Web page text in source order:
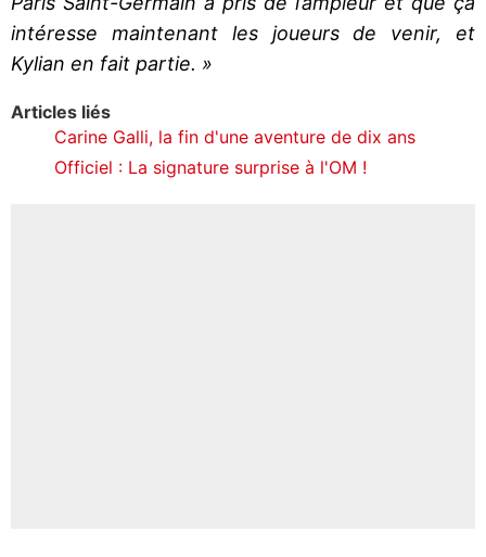
intéresse maintenant les joueurs de venir, et
Kylian en fait partie. »
Articles liés
Carine Galli, la fin d'une aventure de dix ans
Officiel : La signature surprise à l'OM !